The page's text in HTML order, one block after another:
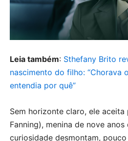
Leia também: Sthefany Brito
nascimento do filho: “Chorava
entendia por quê”
Sem horizonte claro, ele
Fanning), menina de nove
curiosidade desmontam,